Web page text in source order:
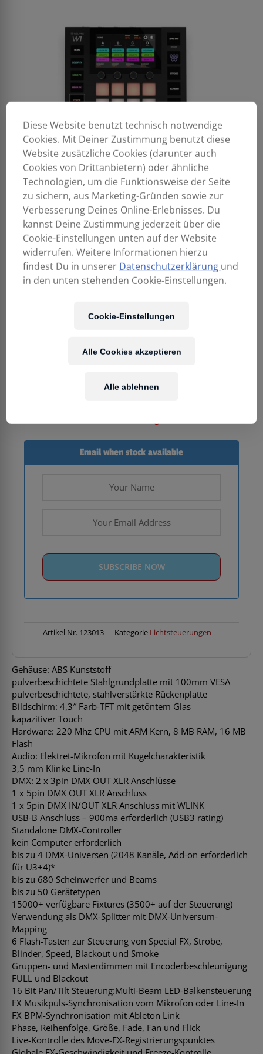
799,00
Kostenloser Versandin AT & DE
Email when stock available
Artikel Nr. 123013 Kategorie Lichtsteuerungen
Gehäuse: ABS Kunststoff
pulverbeschichtete Stahlgrundplatte mit 100mm VESA
pulverbeschichtete, stahlverstärkte Rückenplatte
Bildschirm: 4,3″ Farb-TFT mit getöntem Glas
kapazitiver Touch
Hardware: 220 Mhz CPU mit ARM Kern, 8 MB RAM, 16 MB
Flash
Audio: Elektret-Mikrofon mit Kugelcharakteristik
3,5 mm Klinke Line-In
DMX: 2 x 3pin DMX OUT XLR Anschlüsse
1 x 5pin DMX OUT XLR Anschluss
1 x 5pin DMX IN/OUT XLR Anschluss mit WLINK
USB-B Anschluss – 900ma erforderlich (USB3 rating)
Standalone DMX-Controller
kein Computer erforderlich
bis zu 4 DMX-Universen (2048 Kanäle, Add-on erforderlich
für U3+4)*
bis zu 680 Scheinwerfer und Beams
bis zu 50 Gerätetypen
15000+ verfügbare Fixtures (3500+ auf der Steuerung)
Verwendung als DMX-Splitter mit DMX-Universum-
Mapping
6 Flash-Tasten zur Steuerung von Special FX, Strobe,
Blinder, Speed, Blackout und Smoke
Gruppen- und Masterdimmen mit Encoderbeschleunigung
FULL und Blackout
16 Bit Pan/Tilt Steuerung:Multi-Beam LED-Balkensteuerung
FX Musikpuls-Synchronisation vom Mikrofon oder Line-In
FX BPM-Synchronisation mit Ableton Link
Phase, Reihenfolge, Größe, Fade, Fan und Flick
Live-Kontrolle des Move-FX-Registrierungspunktes
Diese Website benutzt technisch notwendige
Cookies. Mit Deiner Zustimmung benutzt diese
Website zusätzliche Cookies (darunter auch
Cookies von Drittanbietern) oder ähnliche
Technologien, um die Funktionsweise der Seite
zu sichern, aus Marketing-Gründen sowie zur
Verbesserung Deines Online-Erlebnisses. Du
kannst Deine Zustimmung jederzeit über die
Cookie-Einstellungen unten auf der Website
widerrufen. Weitere Informationen hierzu
findest Du in unserer Datenschutzerklärung und
in den unten stehenden Cookie-Einstellungen.
Cookie-Einstellungen
Alle ablehnen
Alle Cookies akzeptieren